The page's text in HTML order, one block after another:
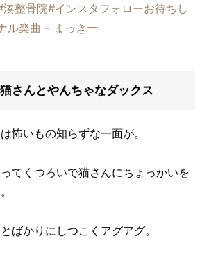
湊整骨院#インスタフォローお待ちし
ル楽曲 - まっきー
さんとやんちゃなダックス
怖いもの知らずな一面が。
てくつろいで猫さんにちょっかいを
ばかりにしつこくアグアグ。